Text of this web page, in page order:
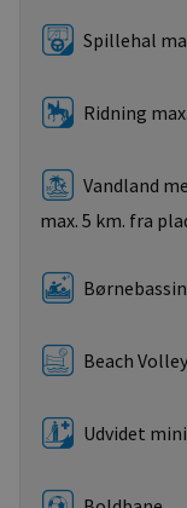
Spillehal
Ridning
Vandland
max. 5 km. fra
Beach Volley
Udvidet